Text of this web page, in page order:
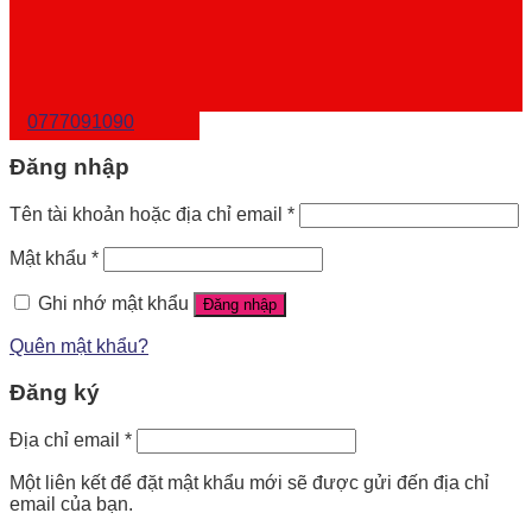
0777091090
Đăng nhập
Tên tài khoản hoặc địa chỉ email *
Mật khẩu *
Ghi nhớ mật khẩu Đăng nhập
Quên mật khẩu?
Đăng ký
Địa chỉ email *
Một liên kết để đặt mật khẩu mới sẽ được gửi đến địa chỉ
email của bạn.